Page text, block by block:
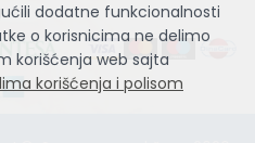
dodatne funkcionalnosti
o korisnicima ne delimo
korišćenja web sajta
korišćenja i polisom